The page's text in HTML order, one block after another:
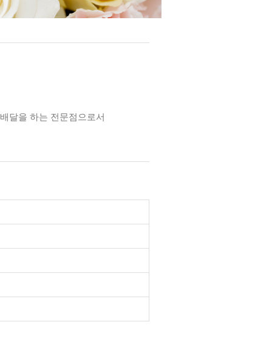
달을 하는 전문점으로서